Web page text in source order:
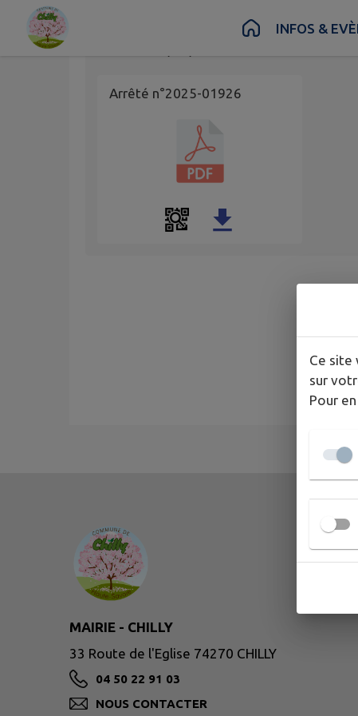
Contenu Pied de page
INFOS &
Arrêté n°2025-01926
MAIRIE - CHILLY
33 Route de l'Eglise 74270 CHILLY
04 50 22 91 03
NOUS CONTACTER
Ce site
sur
Pour